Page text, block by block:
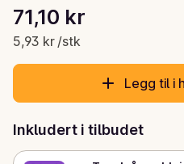
Gjeldende pris er: 71,10 kr
71,10 kr
5,93 kr /stk
Stykkpris: 5,93 kr /stk
Legg til i
Inkludert i tilbudet